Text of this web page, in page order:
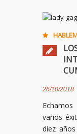
26/10/2018
varios
diez